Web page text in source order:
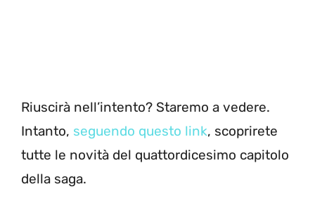
Riuscirà nell’intento? Staremo a vedere.
Intanto, seguendo questo link, scoprirete
tutte le novità del quattordicesimo capitolo
della saga.